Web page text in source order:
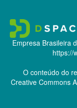
Empresa Brasileira
https://
O conteúdo do
Creative Commons